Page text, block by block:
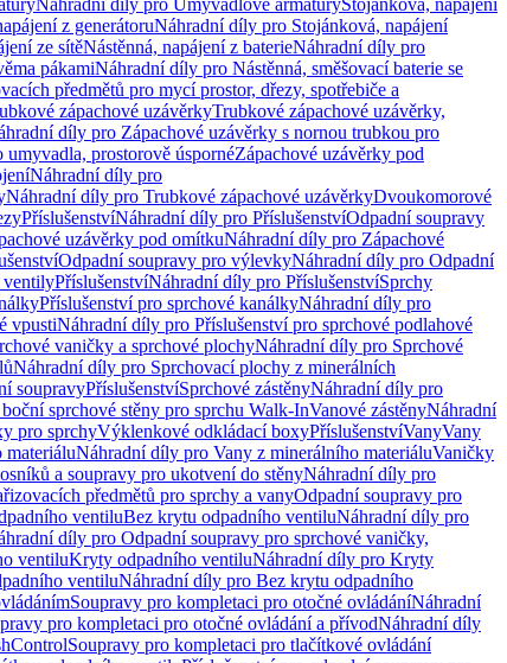
Náhradní díly pro Umyvadlové armaturyStojánková, napájení
z generátoruNáhradní díly pro Stojánková, napájení
ze sítěNástěnná, napájení z baterieNáhradní díly pro
pákamiNáhradní díly pro Nástěnná, směšovací baterie se
předmětů pro mycí prostor, dřezy, spotřebiče a
zápachové uzávěrkyTrubkové zápachové uzávěrky,
díly pro Zápachové uzávěrky s nornou trubkou pro
prostorově úspornéZápachové uzávěrky pod
Náhradní díly pro
Náhradní díly pro Trubkové zápachové uzávěrkyDvoukomorové
PříslušenstvíNáhradní díly pro PříslušenstvíOdpadní soupravy
uzávěrky pod omítkuNáhradní díly pro Zápachové
Odpadní soupravy pro výlevkyNáhradní díly pro Odpadní
ventilyPříslušenstvíNáhradní díly pro PříslušenstvíSprchy
Příslušenství pro sprchové kanálkyNáhradní díly pro
vpustiNáhradní díly pro Příslušenství pro sprchové podlahové
vaničky a sprchové plochyNáhradní díly pro Sprchové
Náhradní díly pro Sprchovací plochy z minerálních
soupravyPříslušenstvíSprchové zástěnyNáhradní díly pro
sprchové stěny pro sprchu Walk-InVanové zástěnyNáhradní
pro sprchyVýklenkové odkládací boxyPříslušenstvíVanyVany
materiáluNáhradní díly pro Vany z minerálního materiáluVaničky
a soupravy pro ukotvení do stěnyNáhradní díly pro
předmětů pro sprchy a vanyOdpadní soupravy pro
ventiluBez krytu odpadního ventiluNáhradní díly pro
díly pro Odpadní soupravy pro sprchové vaničky,
ventiluKryty odpadního ventiluNáhradní díly pro Kryty
ventiluNáhradní díly pro Bez krytu odpadního
Soupravy pro kompletaci pro otočné ovládáníNáhradní
pro kompletaci pro otočné ovládání a přívodNáhradní díly
Soupravy pro kompletaci pro tlačítkové ovládání